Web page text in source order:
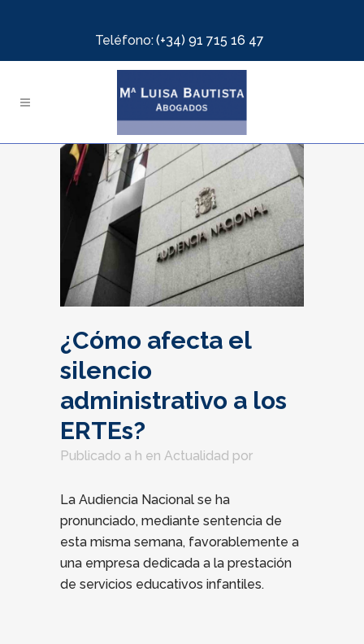
Teléfono:(+34) 91 715 16 47
¿Cómo afecta el
silencio
administrativo a los
ERTEs?
Publicado a h en Actualidad por
La Audiencia Nacional se ha
pronunciado, mediante sentencia de
esta misma semana, favorablemente a
una empresa dedicada a la prestación
de servicios educativos infantiles.